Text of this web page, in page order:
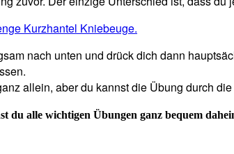
nach unten und drück dich dann
allein, aber du kannst die Übung durch
du alle wichtigen Übungen ganz bequem